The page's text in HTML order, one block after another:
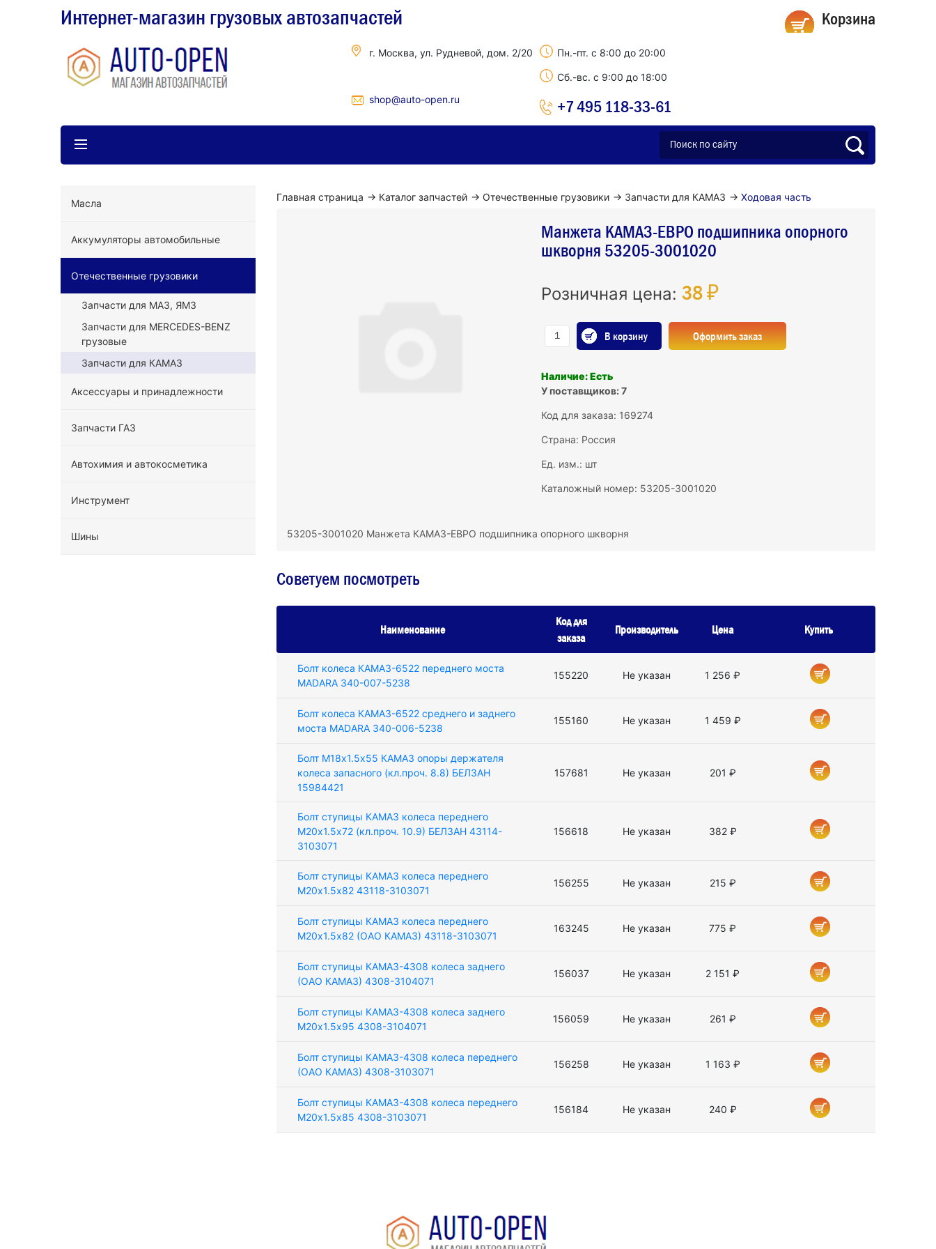
Интернет-магазин грузовых автозапчастей
г. Москва, ул. Рудневой, дом. 2/20
shop@auto-open.ru
Пн.-пт. с 8:00 до 20:00
Сб.-вс. с 9:00 до 18:00
+7 495 118-33-61
Корзина
Масла
Аккумуляторы автомобильные
Отечественные грузовики
Запчасти для МАЗ, ЯМЗ
Запчасти для MERCEDES-BENZ
грузовые
Запчасти для КАМАЗ
Аксессуары и принадлежности
Запчасти ГАЗ
Автохимия и автокосметика
Инструмент
Шины
Главная страница → Каталог запчастей → Отечественные грузовики → Запчасти для КАМАЗ → Ходовая часть
Манжета КАМАЗ-ЕВРО подшипника опорного
шкворня 53205-3001020
Розничная цена: 38 ₽
В корзину Оформить заказ
Наличие: Есть
У поставщиков: 7
Код для заказа: 169274
Страна: Россия
Ед. изм.: шт
Каталожный номер: 53205-3001020
53205-3001020 Манжета КАМАЗ-ЕВРО подшипника опорного шкворня
Советуем посмотреть
Наименование
Код для
заказа
Производитель Цена Купить
Болт колеса КАМАЗ-6522 переднего моста
MADARA 340-007-5238
155220 Не указан 1 256 ₽
Болт колеса КАМАЗ-6522 среднего и заднего
моста MADARA 340-006-5238
155160 Не указан 1 459 ₽
Болт М18х1.5х55 КАМАЗ опоры держателя
колеса запасного (кл.проч. 8.8) БЕЛЗАН
15984421
157681 Не указан 201 ₽
Болт ступицы КАМАЗ колеса переднего
М20х1.5х72 (кл.проч. 10.9) БЕЛЗАН 43114-
3103071
156618 Не указан 382 ₽
Болт ступицы КАМАЗ колеса переднего
М20х1.5х82 43118-3103071
156255 Не указан 215 ₽
Болт ступицы КАМАЗ колеса переднего
М20х1.5х82 (ОАО КАМАЗ) 43118-3103071
163245 Не указан 775 ₽
Болт ступицы КАМАЗ-4308 колеса заднего
(ОАО КАМАЗ) 4308-3104071
156037 Не указан 2 151 ₽
Болт ступицы КАМАЗ-4308 колеса заднего
М20х1.5х95 4308-3104071
156059 Не указан 261 ₽
Болт ступицы КАМАЗ-4308 колеса переднего
(ОАО КАМАЗ) 4308-3103071
156258 Не указан 1 163 ₽
Болт ступицы КАМАЗ-4308 колеса переднего
М20х1.5х85 4308-3103071
156184 Не указан 240 ₽